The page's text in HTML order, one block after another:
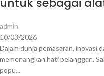
untuk sebagai
admin
10/03/2026
Dalam dunia pemasaran, inovasi
memenangkan hati pelanggan.
popu...